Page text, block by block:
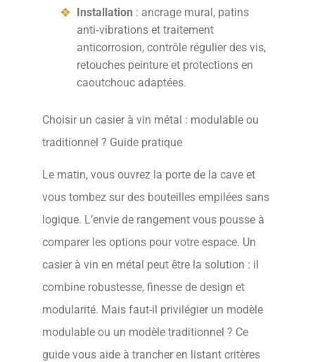
Installation : ancrage mural, patins
anti‑vibrations et traitement
anticorrosion, contrôle régulier des vis,
retouches peinture et protections en
caoutchouc adaptées.
Choisir un casier à vin métal : modulable ou
traditionnel ? Guide pratique
Le matin, vous ouvrez la porte de la cave et
vous tombez sur des bouteilles empilées sans
logique. L’envie de rangement vous pousse à
comparer les options pour votre espace. Un
casier à vin en métal peut être la solution : il
combine robustesse, finesse de design et
modularité. Mais faut-il privilégier un modèle
modulable ou un modèle traditionnel ? Ce
guide vous aide à trancher en listant critères